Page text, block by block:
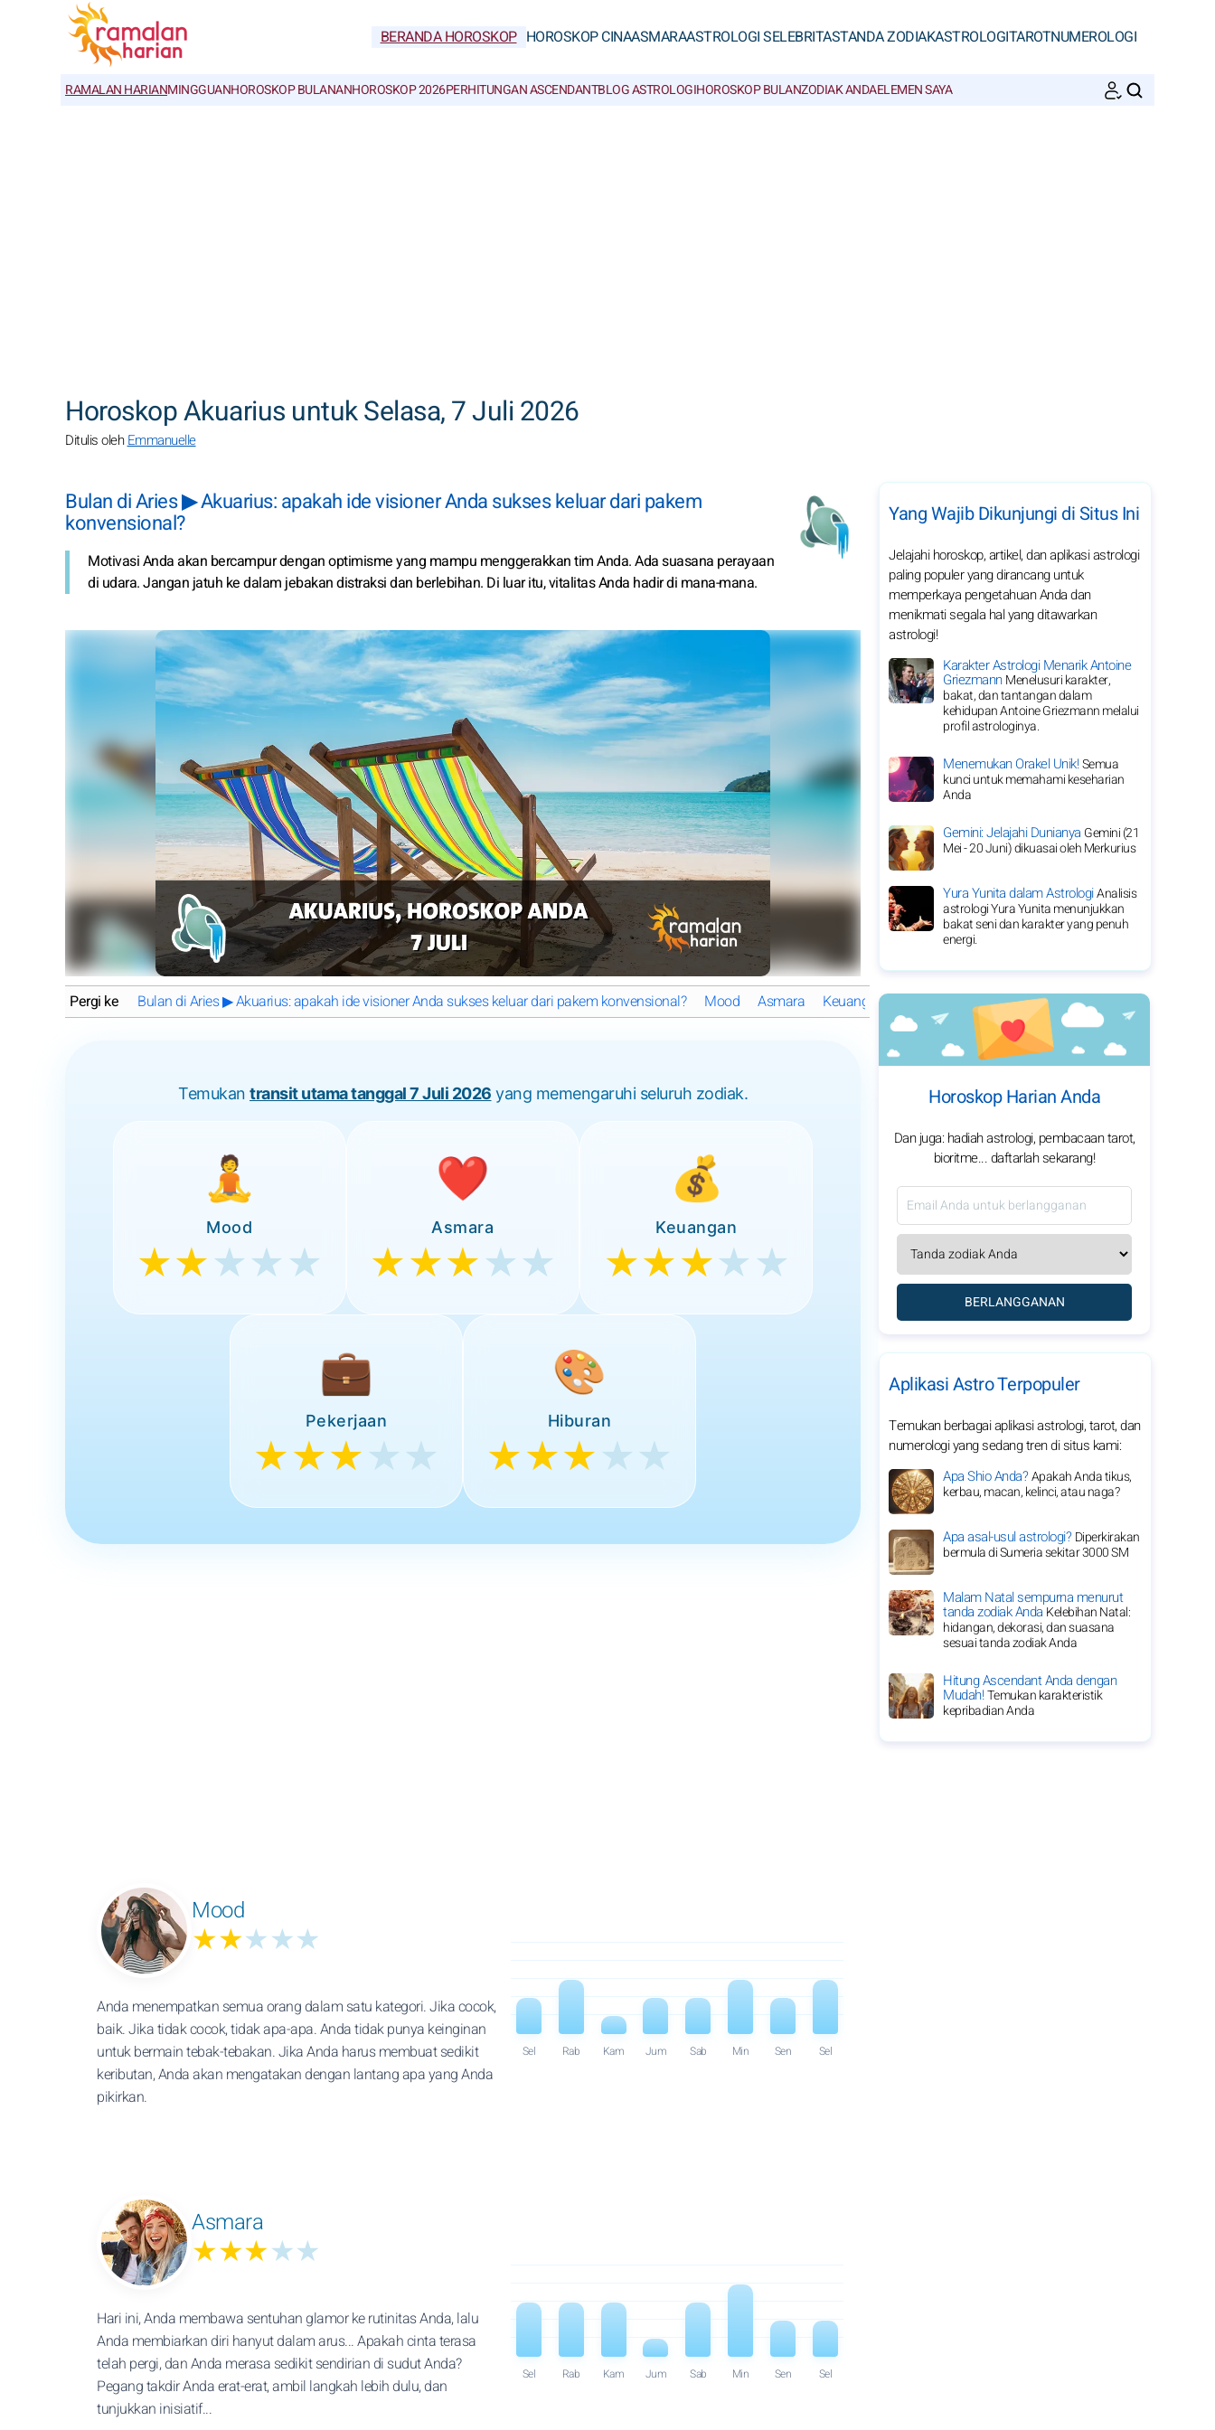
BERANDA HOROSKOP HOROSKOP CINAASMARAASTROLOGI SELEBRITASTANDA ZODIAKASTROLOGITAROTNUMEROLOGI
RAMALAN HARIANMINGGUANHOROSKOP BULANANHOROSKOP 2026PERHITUNGAN ASCENDANTBLOG ASTROLOGIHOROSKOP BULANZODIAK ANDAELEMEN SAYA
Horoskop Akuarius untuk Selasa, 7 Juli 2026
Ditulis olehEmmanuelle
Bulan di Aries ▶ Akuarius: apakah ide visioner Anda sukses keluar dari pakem
konvensional?
Motivasi Anda akan bercampur dengan optimisme yang mampu menggerakkan tim Anda. Ada suasana perayaan
di udara. Jangan jatuh ke dalam jebakan distraksi dan berlebihan. Di luar itu, vitalitas Anda hadir di mana-mana.
Pergi ke Bulan di Aries ▶ Akuarius: apakah ide visioner Anda sukses keluar dari pakem konvensional? Mood Asmara Keuangan Hiburan Akuarius: Angka
Temukan transit utama tanggal 7 Juli 2026 yang memengaruhi seluruh zodiak.
🧘
Mood
★★★★★
❤️
Asmara
★★★★★
💰
Keuangan
★★★★★
💼
Pekerjaan
★★★★★
🎨
Hiburan
★★★★★
Mood
★★★★★
Anda menempatkan semua orang dalam satu kategori. Jika cocok,
baik. Jika tidak cocok, tidak apa-apa. Anda tidak punya keinginan
untuk bermain tebak-tebakan. Jika Anda harus membuat sedikit
keributan, Anda akan mengatakan dengan lantang apa yang Anda
pikirkan.
Sel Rab Kam Jum Sab Min Sen Sel
Asmara
★★★★★
Hari ini, Anda membawa sentuhan glamor ke rutinitas Anda, lalu
Anda membiarkan diri hanyut dalam arus... Apakah cinta terasa
telah pergi, dan Anda merasa sedikit sendirian di sudut Anda?
Pegang takdir Anda erat-erat, ambil langkah lebih dulu, dan
tunjukkan inisiatif...
Sel Rab Kam Jum Sab Min Sen Sel
Yang Wajib Dikunjungi di Situs Ini
Jelajahi horoskop, artikel, dan aplikasi astrologi
paling populer yang dirancang untuk
memperkaya pengetahuan Anda dan
menikmati segala hal yang ditawarkan
astrologi!
Karakter Astrologi Menarik Antoine
GriezmannMenelusuri karakter,
bakat, dan tantangan dalam
kehidupan Antoine Griezmann melalui
profil astrologinya.
Menemukan Orakel Unik!Semua
kunci untuk memahami keseharian
Anda
Gemini: Jelajahi Dunianya Gemini (21
Mei - 20 Juni) dikuasai oleh Merkurius
Yura Yunita dalam AstrologiAnalisis
astrologi Yura Yunita menunjukkan
bakat seni dan karakter yang penuh
energi.
Horoskop Harian Anda
Dan juga: hadiah astrologi, pembacaan tarot,
bioritme... daftarlah sekarang!
BERLANGGANAN
Aplikasi Astro Terpopuler
Temukan berbagai aplikasi astrologi, tarot, dan
numerologi yang sedang tren di situs kami:
Apa Shio Anda?Apakah Anda tikus,
kerbau, macan, kelinci, atau naga?
Apa asal-usul astrologi?Diperkirakan
bermula di Sumeria sekitar 3000 SM
Malam Natal sempurna menurut
tanda zodiak Anda Kelebihan Natal:
hidangan, dekorasi, dan suasana
sesuai tanda zodiak Anda
Hitung Ascendant Anda dengan
Mudah!Temukan karakteristik
kepribadian Anda